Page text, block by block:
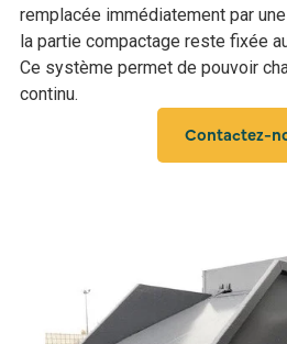
remplacée immédiatement par
la partie compactage reste fixée
Ce système permet de pouvoir
continu.
Contactez-